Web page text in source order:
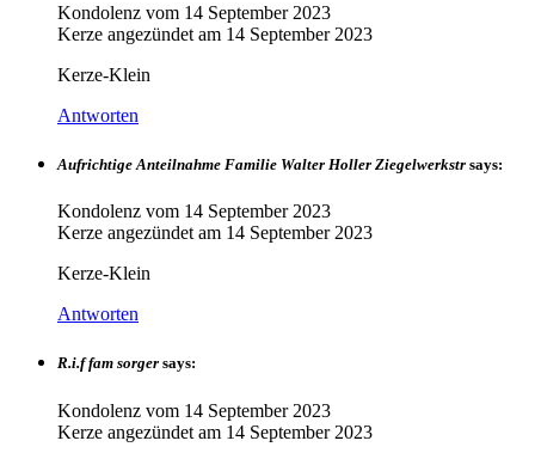
Kondolenz vom 14 September 2023
Kerze angezündet am 14 September 2023
Kerze-Klein
Antworten
Aufrichtige Anteilnahme Familie Walter Holler Ziegelwerkstr says:
Kondolenz vom 14 September 2023
Kerze angezündet am 14 September 2023
Kerze-Klein
Antworten
R.i.f fam sorger says:
Kondolenz vom 14 September 2023
Kerze angezündet am 14 September 2023